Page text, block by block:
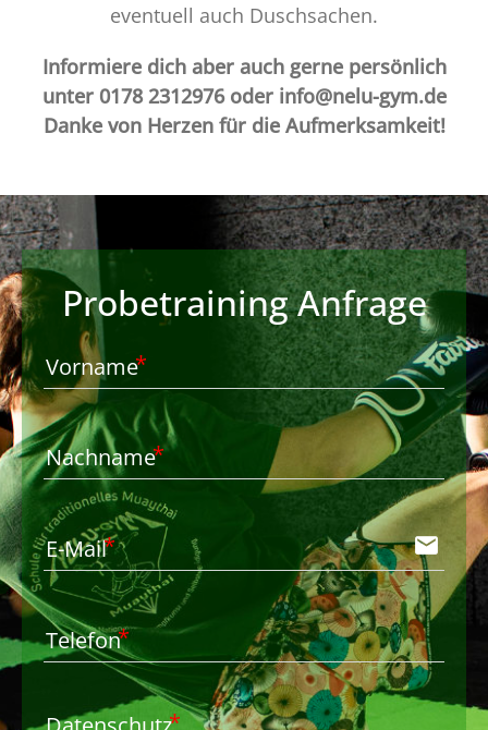
eventuell auch Duschsachen.
Informiere dich aber auch gerne persönlich
unter 0178 2312976 oder info@nelu-gym.de
Danke von Herzen für die Aufmerksamkeit!
Probetraining Anfrage
Vorname
Nachname
E-Mail email
Telefon